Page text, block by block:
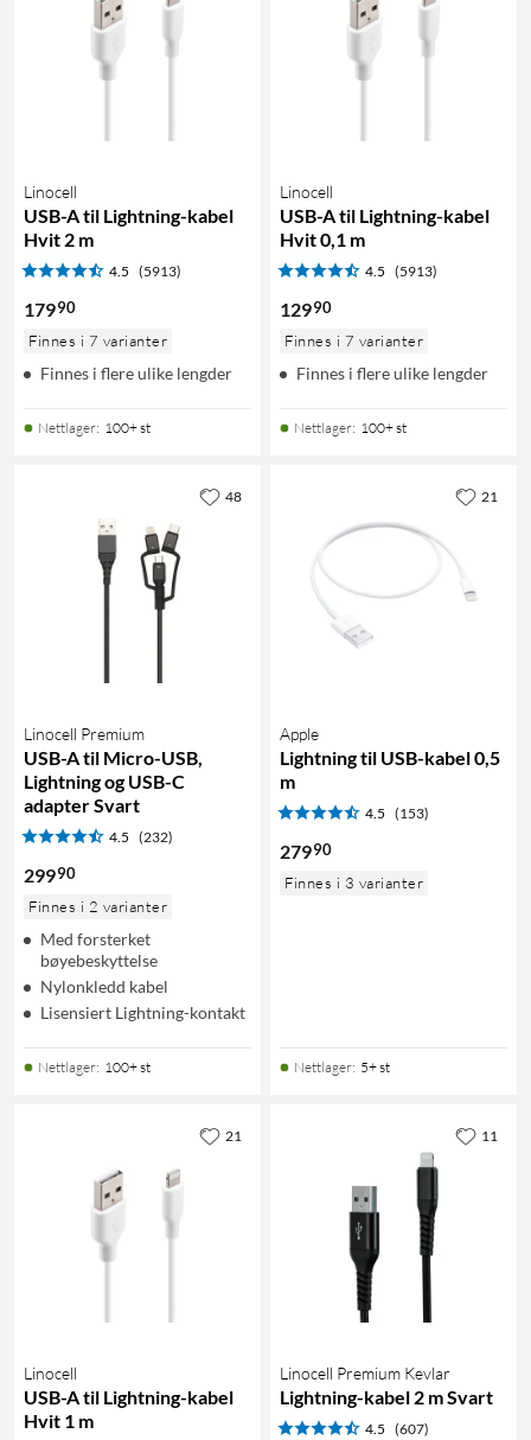
Linocell
USB-A til Lightning-kabel
Hvit 2 m
4.5 (5913)
17990
Finnes i 7 varianter
Finnes i flere ulike lengder
Nettlager: 100+ st
Linocell
USB-A til Lightning-kabel
Hvit 0,1 m
4.5 (5913)
12990
Finnes i 7 varianter
Finnes i flere ulike lengder
Nettlager: 100+ st
Linocell Premium
USB-A til Micro-USB,
Lightning og USB-C
adapter Svart
4.5 (232)
29990
Finnes i 2 varianter
Med forsterket
bøyebeskyttelse
Nylonkledd kabel
Lisensiert Lightning-kontakt
Nettlager: 100+ st
48
Apple
Lightning til USB-kabel 0,5
m
4.5 (153)
27990
Finnes i 3 varianter
Nettlager: 5+ st
21
Linocell
USB-A til Lightning-kabel
Hvit 1 m
21
Linocell Premium Kevlar
Lightning-kabel 2 m Svart
4.5 (607)
11